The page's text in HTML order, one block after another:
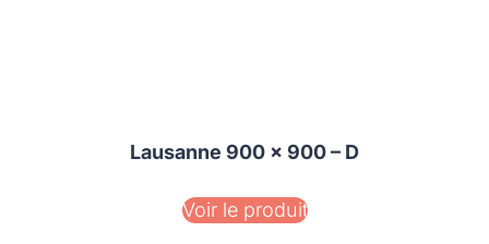
Lausanne 900 x 900 – D
Voir le produit